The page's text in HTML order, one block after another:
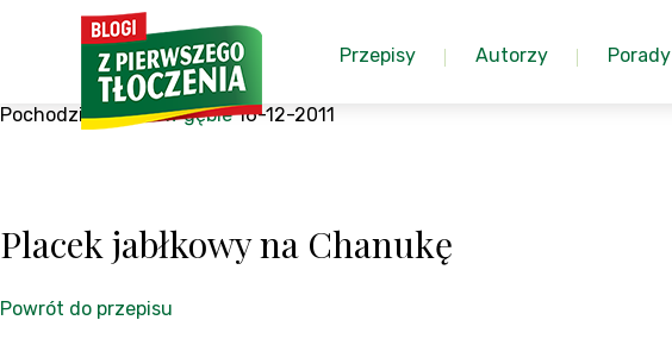
Przepisy Autorzy Porady
Pochodzi z:Niebo w gębie 16-12-2011
Placek jabłkowy na Chanukę
Powrót do przepisu